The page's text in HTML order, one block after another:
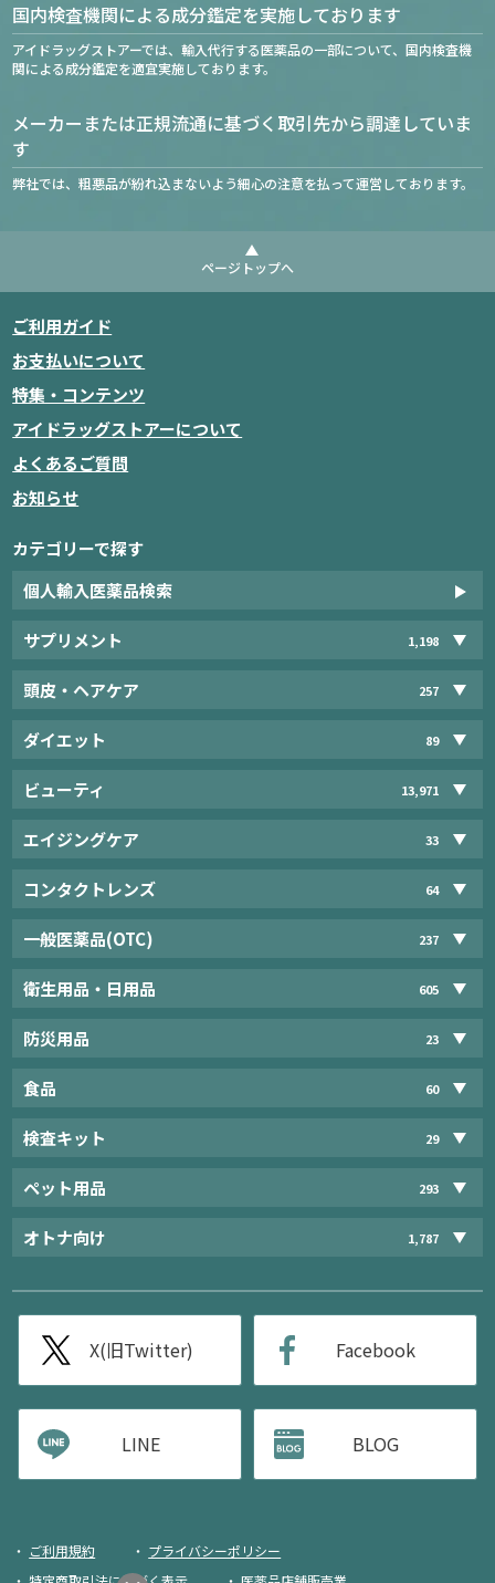
国内検査機関による成分鑑定を実施しております
アイドラッグストアーでは、輸入代行する医薬品の一部について、国内検査機
関による成分鑑定を適宜実施しております。
メーカーまたは正規流通に基づく取引先から調達していま
す
弊社では、粗悪品が紛れ込まないよう細心の注意を払って運営しております。
ページトップへ
ご利用ガイド
お支払いについて
特集・コンテンツ
アイドラッグストアーについて
よくあるご質問
お知らせ
カテゴリーで探す
個人輸入医薬品検索
サプリメント 1,198
頭皮・ヘアケア 257
ダイエット 89
ビューティ 13,971
エイジングケア 33
コンタクトレンズ 64
一般医薬品(OTC) 237
衛生用品・日用品 605
防災用品 23
食品 60
検査キット 29
ペット用品 293
オトナ向け 1,787
X(旧Twitter) Facebook
LINE BLOG
ご利用規約
プライバシーポリシー